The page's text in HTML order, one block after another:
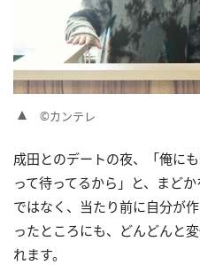
©カンテレ
成田とのデートの夜、「俺に
って待ってるから」と、まど
ではなく、当たり前に自分が
ったところにも、どんどんと
れます。